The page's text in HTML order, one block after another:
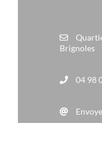
Brignoles
04 98